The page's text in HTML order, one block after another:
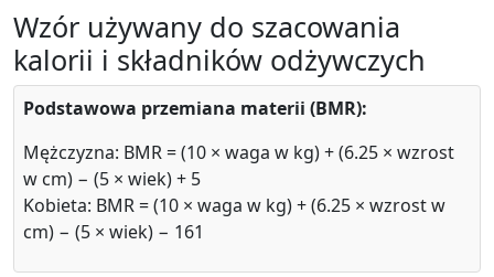
Wzór używany do szacowania
kalorii i składników odżywczych
Podstawowa przemiana materii (BMR):
Mężczyzna: BMR = (10 × waga w kg) + (6.25 × wzrost
w cm) − (5 × wiek) + 5
Kobieta: BMR = (10 × waga w kg) + (6.25 × wzrost w
cm) − (5 × wiek) − 161